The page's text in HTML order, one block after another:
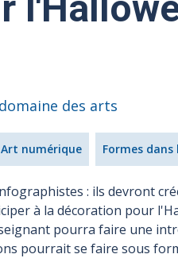
domaine des arts
Art numérique Formes
: ils devront
à la décoration pour
pourra faire une
pourrait se faire sous